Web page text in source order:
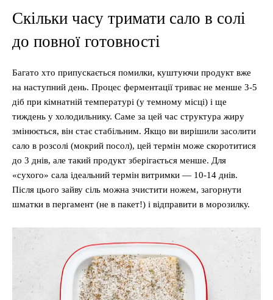
Скільки часу тримати сало в солі
до повної готовності
Багато хто припускається помилки, куштуючи продукт вже
на наступний день. Процес ферментації триває не менше 3-5
діб при кімнатній температурі (у темному місці) і ще
тиждень у холодильнику. Саме за цей час структура жиру
змінюється, він стає стабільним. Якщо ви вирішили засолити
сало в розсолі (мокрий посол), цей термін може скоротитися
до 3 днів, але такий продукт зберігається менше. Для
«сухого» сала ідеальний термін витримки — 10-14 днів.
Після цього зайву сіль можна зчистити ножем, загорнути
шматки в пергамент (не в пакет!) і відправити в морозилку.